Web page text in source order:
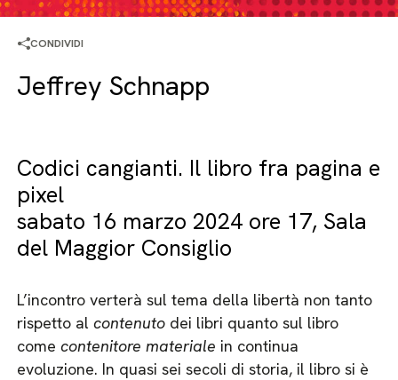
CONDIVIDI
Jeffrey Schnapp
Codici cangianti. Il libro fra pagina e
pixel
sabato 16 marzo 2024 ore 17, Sala
del Maggior Consiglio
L’incontro verterà sul tema della libertà non tanto
rispetto alcontenuto dei libri quanto sul libro
comecontenitore materiale in continua
evoluzione. In quasi sei secoli di storia, il libro si è